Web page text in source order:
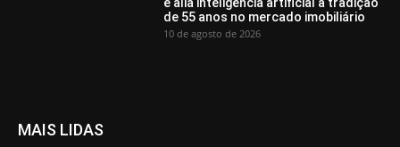
e alia inteligência artificial à tradição
de 55 anos no mercado imobiliário
10 de agosto de 2026
MAIS LIDAS